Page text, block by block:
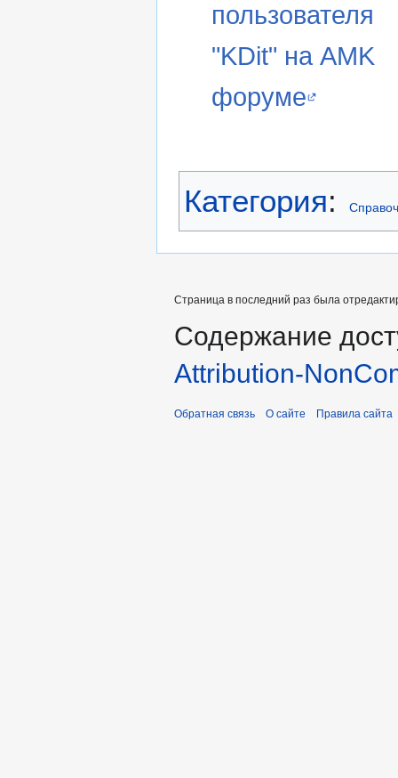
пользователя
"KDit" на AMK
форуме
Категория:
Страница в последний раз была
Содержание
Attribution-
Обратная связь О сайте Правила сайта